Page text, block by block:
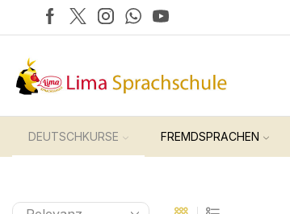
DEUTSCHKURSE FREMDSPRACHEN